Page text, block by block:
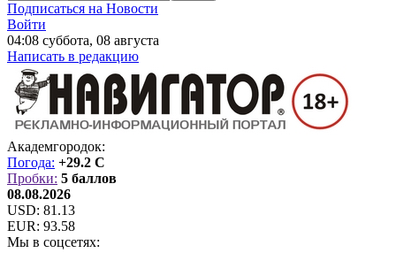
Подписаться на Новости
Войти
04:08 суббота, 08 августа
Написать в редакцию
Академгородок:
Погода: +29.2 C
Пробки: 5 баллов
08.08.2026
USD: 81.13
EUR: 93.58
Мы в соцсетях: